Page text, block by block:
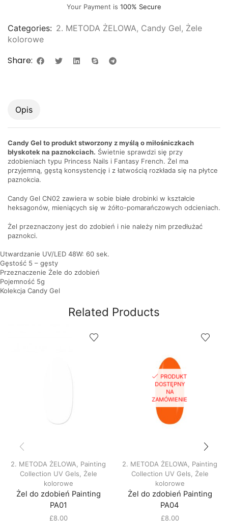
Your Payment is 100% Secure
Categories: 2. METODA ŻELOWA, Candy Gel, Żele
kolorowe
Share:
Opis
Candy Gel to produkt stworzony z myślą o miłośniczkach
błyskotek na paznokciach. Świetnie sprawdzi się przy
zdobieniach typu Princess Nails i Fantasy French. Żel ma
przyjemną, gęstą konsystencję i z łatwością rozkłada się na płytce
paznokcia.
Candy Gel CN02 zawiera w sobie białe drobinki w kształcie
heksagonów, mieniących się w żółto-pomarańczowych odcieniach.
Żel przeznaczony jest do zdobień i nie należy nim przedłużać
paznokci.
Utwardzanie UV/LED 48W: 60 sek.
Gęstość 5 – gęsty
Przeznaczenie Żele do zdobień
Pojemność 5g
Kolekcja Candy Gel
Related Products
2. METODA ŻELOWA
Painting
Collection UV Gels
Żele
kolorowe
Żel do zdobień Painting
PA01
£8.00
PRODUKT
DOSTĘPNY
NA
ZAMÓWIENIE
2. METODA ŻELOWA
Painting
Collection UV Gels
Żele
kolorowe
Żel do zdobień Painting
PA04
£8.00